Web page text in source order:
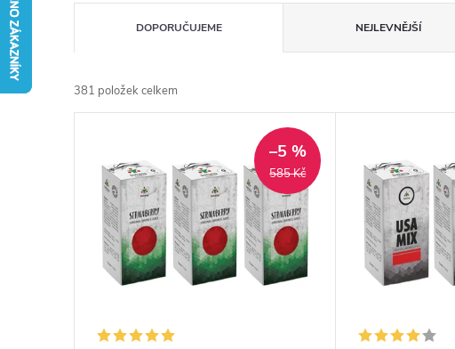
a
z
DOPORUČUJEME NEJLEVNĚJŠÍ
381 položek celkem
585 Kč
–5 %